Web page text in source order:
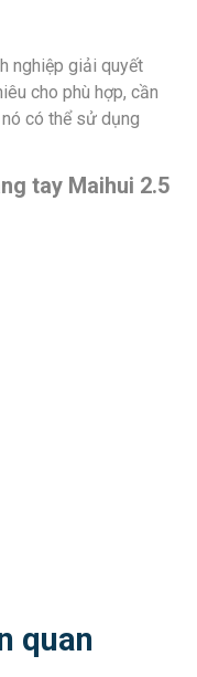
nghiệp giải quyết
cho phù hợp, cần
có thể sử dụng
tay Maihui 2.5
quan